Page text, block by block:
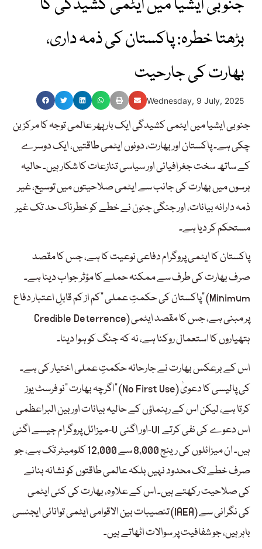
جنوبی ایشیا میں ایٹمی کشیدگی کا
بڑھتا خطرہ: پاکستان کی ذمہ داری،
بھارت کی جارحیت
Wednesday, 9 July, 2025
جنوبی ایشیا میں ایٹمی کشیدگی ایک بار پھر عالمی توجہ کا مرکز بن
چکی ہے۔ پاکستان اور بھارت، دونوں ایٹمی طاقتیں، ایک دوسرے
کے ساتھ سخت جغرافیائی اور سیاسی تنازعات کا شکار ہیں۔ حالیہ
برسوں میں بھارت کی جانب سے ایٹمی صلاحیتوں میں توسیع، غیر
ذمہ دارانہ بیانات، اور جنگی جنون نے خطے کو خطرناک حد تک غیر
مستحکم کر دیا ہے۔
پاکستان کا ایٹمی پروگرام دفاعی نوعیت کا ہے، جس کا مقصد
صرف بھارت کی طرف سے ممکنہ حملے کا مؤثر جواب دینا ہے۔
پاکستان کی حکمتِ عملی “کم از کم قابلِ اعتبار دفاع” (Minimum
Credible Deterrence) پر مبنی ہے، جس کا مقصد ایٹمی
ہتھیاروں کا استعمال روکنا ہے، نہ کہ جنگ کو ہوا دینا۔
اس کے برعکس بھارت نے جارحانہ حکمتِ عملی اختیار کی ہے۔
اگرچہ بھارت “نو فرسٹ یوز” (No First Use) کی پالیسی کا دعویٰ
کرتا ہے، لیکن اس کے رہنماؤں کے حالیہ بیانات اور بین البراعظمی
میزائل پروگرام جیسے اگنی-V اور اگنی-VI اس دعوے کی نفی کرتے
ہیں۔ ان میزائلوں کی رینج 8,000 سے 12,000 کلومیٹر تک ہے، جو
صرف خطے تک محدود نہیں بلکہ عالمی طاقتوں کو نشانہ بنانے
کی صلاحیت رکھتے ہیں۔ اس کے علاوہ، بھارت کی کئی ایٹمی
تنصیبات بین الاقوامی ایٹمی توانائی ایجنسی (IAEA) کی نگرانی سے
باہر ہیں، جو شفافیت پر سوالات اٹھاتے ہیں۔